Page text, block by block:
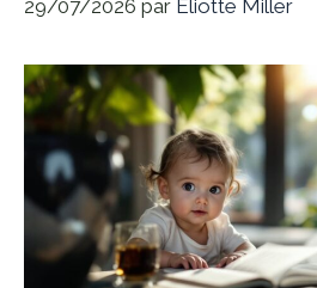
29/07/2026 par Eliotte Miller